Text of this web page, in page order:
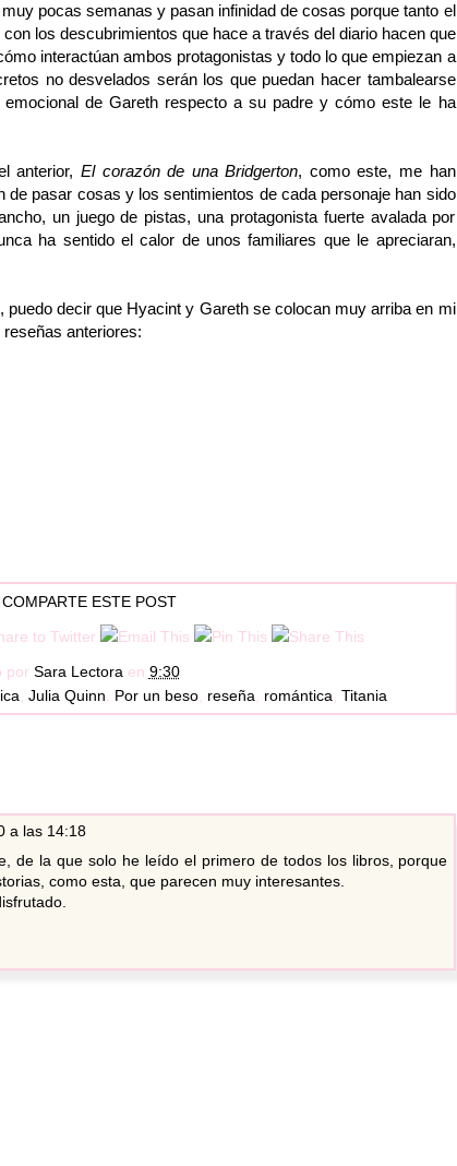
pocas semanas y pasan infinidad de cosas porque tanto el
los descubrimientos que hace a través del diario hacen que
interactúan ambos protagonistas y todo lo que empiezan a
no desvelados serán los que puedan hacer tambalearse
de Gareth respecto a su padre y cómo este le ha
anterior, El corazón de una Bridgerton, como este, me han
de pasar cosas y los sentimientos de cada personaje han sido
un juego de pistas, una protagonista fuerte avalada por
ha sentido el calor de unos familiares que le apreciaran,
puedo decir que Hyacint y Gareth se colocan muy arriba en mi
anteriores:
COMPARTE ESTE POST
por Sara Lectora en 9:30
, Julia Quinn, Por un beso, reseña, romántica, Titania
a las 14:18
de la que solo he leído el primero de todos los libros, porque
como esta, que parecen muy interesantes.